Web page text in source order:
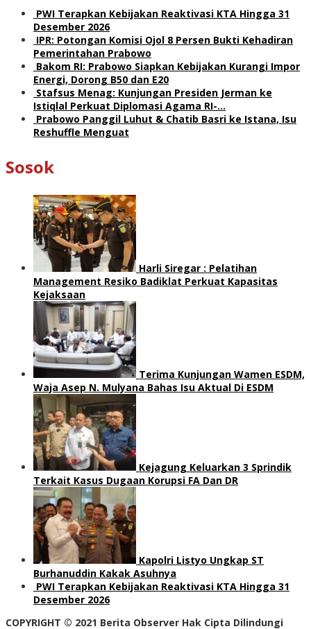
PWI Terapkan Kebijakan Reaktivasi KTA Hingga 31
Desember 2026
IPR: Potongan Komisi Ojol 8 Persen Bukti Kehadiran
Pemerintahan Prabowo
Bakom RI: Prabowo Siapkan Kebijakan Kurangi Impor
Energi, Dorong B50 dan E20
Stafsus Menag: Kunjungan Presiden Jerman ke
Istiqlal Perkuat Diplomasi Agama RI-…
Prabowo Panggil Luhut & Chatib Basri ke Istana, Isu
Reshuffle Menguat
Sosok
Harli Siregar : Pelatihan
Management Resiko Badiklat Perkuat Kapasitas
Kejaksaan
Terima Kunjungan Wamen ESDM,
Waja Asep N. Mulyana Bahas Isu Aktual Di ESDM
Kejagung Keluarkan 3 Sprindik
Terkait Kasus Dugaan Korupsi FA Dan DR
Kapolri Listyo Ungkap ST
Burhanuddin Kakak Asuhnya
PWI Terapkan Kebijakan Reaktivasi KTA Hingga 31
Desember 2026
COPYRIGHT © 2021 Berita Observer Hak Cipta Dilindungi